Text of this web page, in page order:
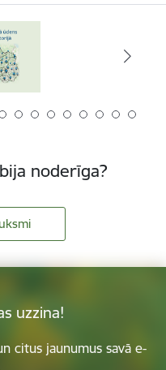
noderīga?
uzzina!
citus jaunumus savā e-